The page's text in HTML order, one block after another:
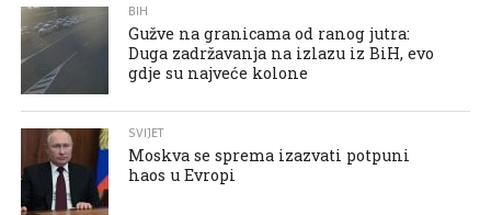
BIH
Gužve na granicama od ranog jutra:
Duga zadržavanja na izlazu iz BiH, evo
gdje su najveće kolone
SVIJET
Moskva se sprema izazvati potpuni
haos u Evropi